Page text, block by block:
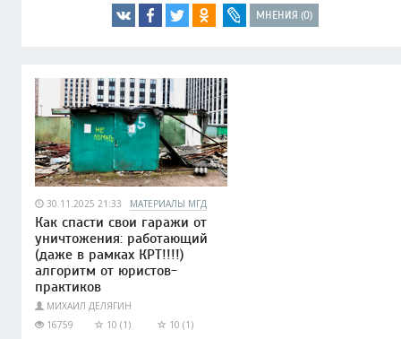
МНЕНИЯ (0)
30.11.2025 21:33 МАТЕРИАЛЫ МГД
Как спасти свои гаражи от
уничтожения: работающий
(даже в рамках КРТ!!!!)
алгоритм от юристов-
практиков
МИХАИЛ ДЕЛЯГИН
16759
10 (1) 10 (1)